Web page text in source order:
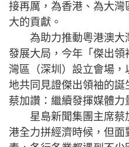
接再厲，為香港、為大灣
大的貢獻。
為助力推動粵港澳大
發展大局，今年「傑出
灣區（深圳）設立會場
地共同見證傑出領袖的誕
蔡加讚：繼續發揮媒體力
星島新聞集團主席蔡
港全力拼經濟時候，但面